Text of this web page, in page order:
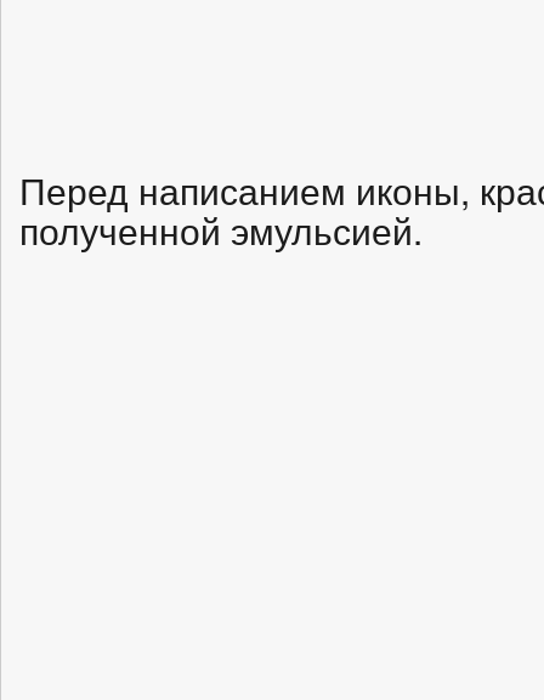
Перед написанием иконы,
полученной эмульсией.